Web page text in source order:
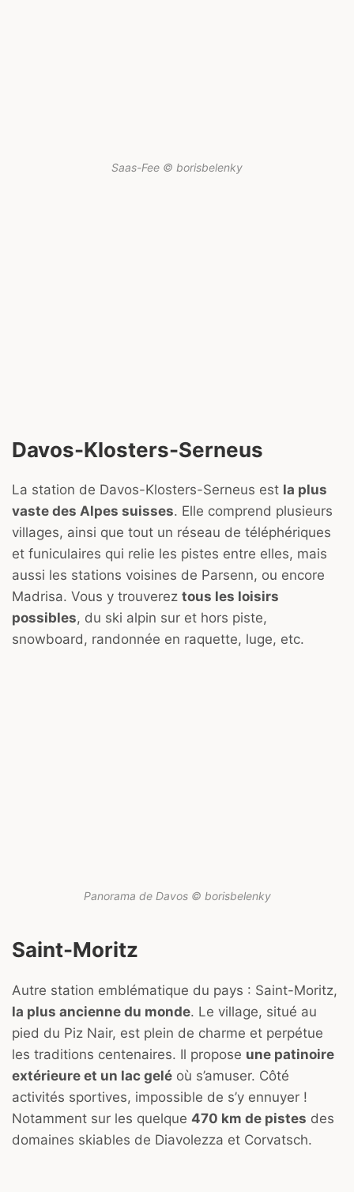
Saas-Fee © borisbelenky
Davos-Klosters-Serneus
La station de Davos-Klosters-Serneus est la plus
vaste des Alpes suisses. Elle comprend plusieurs
villages, ainsi que tout un réseau de téléphériques
et funiculaires qui relie les pistes entre elles, mais
aussi les stations voisines de Parsenn, ou encore
Madrisa. Vous y trouverez tous les loisirs
possibles, du ski alpin sur et hors piste,
snowboard, randonnée en raquette, luge, etc.
Panorama de Davos © borisbelenky
Saint-Moritz
Autre station emblématique du pays : Saint-Moritz,
la plus ancienne du monde. Le village, situé au
pied du Piz Nair, est plein de charme et perpétue
les traditions centenaires. Il propose une patinoire
extérieure et un lac gelé où s’amuser. Côté
activités sportives, impossible de s’y ennuyer !
Notamment sur les quelque 470 km de pistes des
domaines skiables de Diavolezza et Corvatsch.